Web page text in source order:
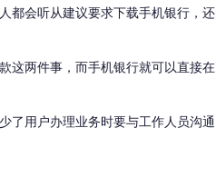
都会听从建议要求下载手机银行，还
这两件事，而手机银行就可以直接在
了用户办理业务时要与工作人员沟通